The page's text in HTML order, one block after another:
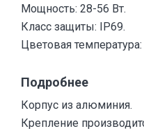
Мощность: 28-56 Вт.
Класс защиты: IP69.
Цветовая
Подробнее
Корпус из алюминия.
Крепление